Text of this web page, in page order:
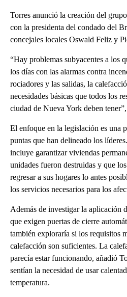
Torres anunció la creación del
con la presidenta del condado del
concejales locales Oswald Feliz y
“Hay problemas subyacentes a los
los días con las alarmas contra
rociadores y las salidas, la
necesidades básicas que todos los
ciudad de Nueva York deben
El enfoque en la legislación es una
puntas que han delineado los
incluye garantizar viviendas
unidades fueron destruidas y que
regresar a sus hogares lo antes
los servicios necesarios para los
Además de investigar la aplicación
que exigen puertas de cierre
también exploraría si los requisitos
calefacción son suficientes. La
parecía estar funcionando, añadió
sentían la necesidad de usar
temperatura.